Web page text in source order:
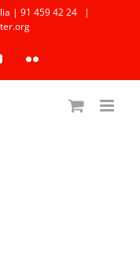
| 91 459 42 24
|
YouTubeFlickr